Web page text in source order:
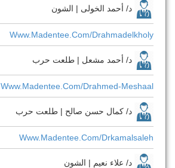
د/ أحمد الخولى | الشون
Www.madentee.com/drahmadelkholy
د/ أحمد مشعل | طلعت حرب
Www.madentee.com/drahmed-Meshaal
د/ كمال حسن صالح | طلعت حرب
Www.madentee.com/drkamalsaleh
د/ علاء نعيم | الشون